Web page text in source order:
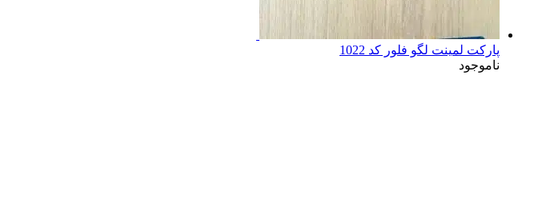
پارکت لمینت لگو فلور کد 1022
ناموجود